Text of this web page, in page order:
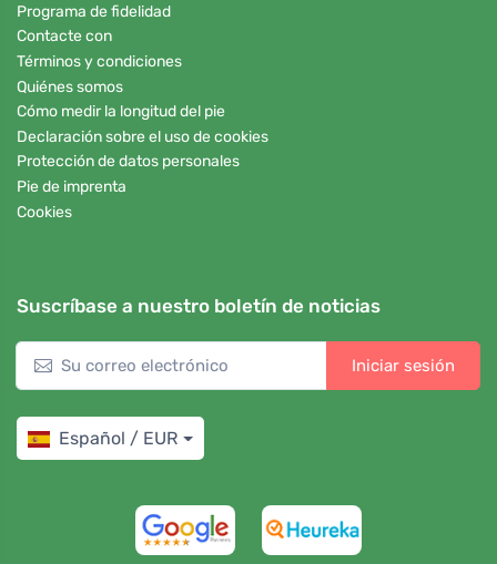
Programa de fidelidad
Contacte con
Términos y condiciones
Quiénes somos
Cómo medir la longitud del pie
Declaración sobre el uso de cookies
Protección de datos personales
Pie de imprenta
Cookies
Suscríbase a nuestro boletín de noticias
Iniciar sesión
Español / EUR